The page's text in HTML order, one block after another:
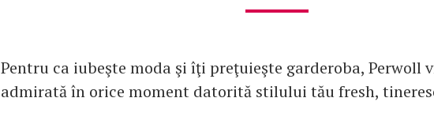
Pentru ca iubeşte moda şi îţi preţuieşte garderoba, Perwoll
admirată în orice moment datorită stilului tău fresh,